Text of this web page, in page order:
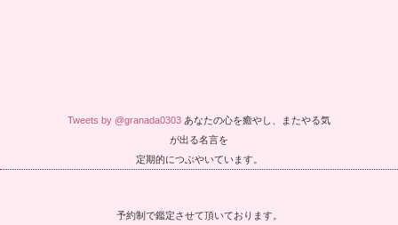
Tweets by @granada0303 あなたの心を癒やし、またやる気
が出る名言を
定期的につぶやいています。
予約制で鑑定させて頂いております。